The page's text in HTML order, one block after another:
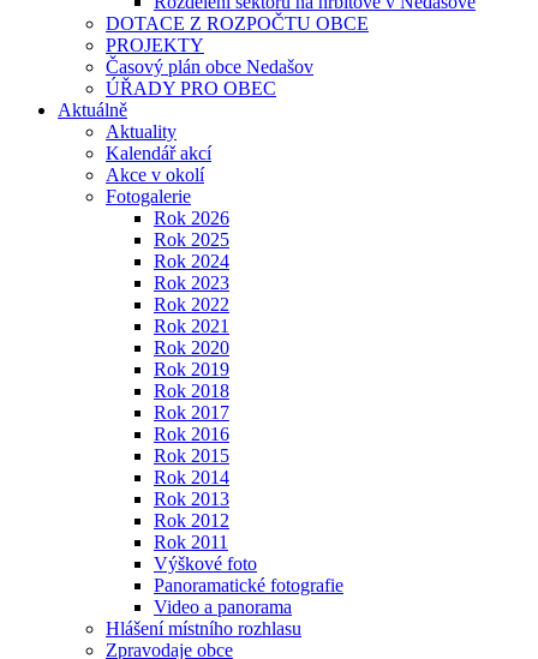
DOTACE Z ROZPOČTU OBCE
PROJEKTY
Časový plán obce Nedašov
ÚŘADY PRO OBEC
Aktuálně
Aktuality
Kalendář akcí
Akce v okolí
Fotogalerie
Rok 2026
Rok 2025
Rok 2024
Rok 2023
Rok 2022
Rok 2021
Rok 2020
Rok 2019
Rok 2018
Rok 2017
Rok 2016
Rok 2015
Rok 2014
Rok 2013
Rok 2012
Rok 2011
Výškové foto
Panoramatické fotografie
Video a panorama
Hlášení místního rozhlasu
Zpravodaje obce